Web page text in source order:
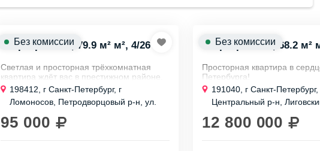
Квартира 3х к., 79.9 м² м², 4/26 эт.
Светлая и просторная трёхкомнатная
квартира ждёт вас в престижном районе.
Этот жилой комплекс комфорт-класса
обеспечивает идеальные условия для
жизни вашей...
198412, г Санкт-Петербург, г
Ломоносов, Петродворцовый р-н, ул.
95 000
Без комиссии Квартира 4х к., 68.2 м²
Просторная квартира в
Петербурга!
Продаётся четырёхкомнатная
площадью 68 м².
Всего в пяти минутах
станции метро Лиговский...
191040, г Санкт-Петербург,
Центральный р-н,
12 800 000
Без комиссии